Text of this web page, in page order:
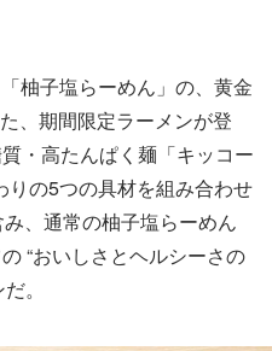
柚子塩らーめん」の、黄金
、期間限定ラーメンが登
・高たんぱく麺「キッコー
りの5つの具材を組み合わせ
、通常の柚子塩らーめん
“おいしさとヘルシーさの
。